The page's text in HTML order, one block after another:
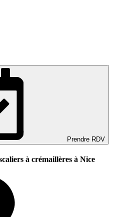
Prendre RDV
à crémaillères à Nice